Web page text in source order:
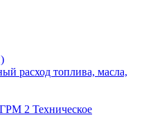
расход топлива, масла,
ГРМ 2 Техническое